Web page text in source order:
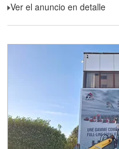
Ver el anuncio en detalle